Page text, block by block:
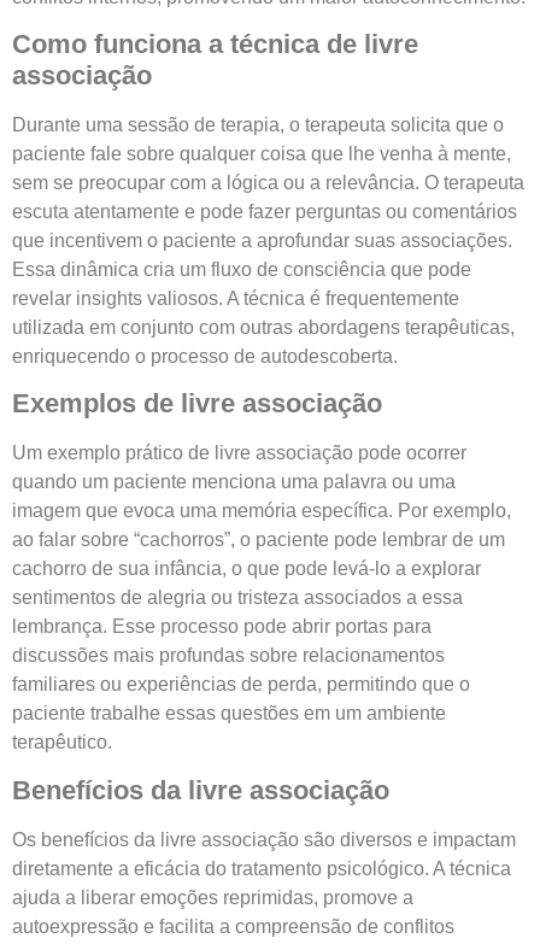
Como funciona a técnica de livre
associação
Durante uma sessão de terapia, o terapeuta solicita que o
paciente fale sobre qualquer coisa que lhe venha à mente,
sem se preocupar com a lógica ou a relevância. O terapeuta
escuta atentamente e pode fazer perguntas ou comentários
que incentivem o paciente a aprofundar suas associações.
Essa dinâmica cria um fluxo de consciência que pode
revelar insights valiosos. A técnica é frequentemente
utilizada em conjunto com outras abordagens terapêuticas,
enriquecendo o processo de autodescoberta.
Exemplos de livre associação
Um exemplo prático de livre associação pode ocorrer
quando um paciente menciona uma palavra ou uma
imagem que evoca uma memória específica. Por exemplo,
ao falar sobre “cachorros”, o paciente pode lembrar de um
cachorro de sua infância, o que pode levá-lo a explorar
sentimentos de alegria ou tristeza associados a essa
lembrança. Esse processo pode abrir portas para
discussões mais profundas sobre relacionamentos
familiares ou experiências de perda, permitindo que o
paciente trabalhe essas questões em um ambiente
terapêutico.
Benefícios da livre associação
Os benefícios da livre associação são diversos e impactam
diretamente a eficácia do tratamento psicológico. A técnica
ajuda a liberar emoções reprimidas, promove a
autoexpressão e facilita a compreensão de conflitos